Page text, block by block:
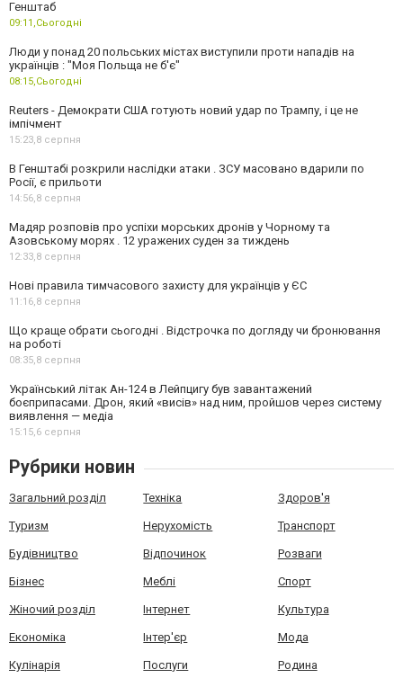
Генштаб
09:11,Сьогодні
Люди у понад 20 польських містах виступили проти нападів на
українців : "Моя Польща не б'є"
08:15,Сьогодні
Reuters - Демократи США готують новий удар по Трампу, і це не
імпічмент
15:23,8 серпня
В Генштабі розкрили наслідки атаки . ЗСУ масовано вдарили по
Росії, є прильоти
14:56,8 серпня
Мадяр розповів про успіхи морських дронів у Чорному та
Азовському морях . 12 уражених суден за тиждень
12:33,8 серпня
Нові правила тимчасового захисту для українців у ЄС
11:16,8 серпня
Що краще обрати сьогодні . Відстрочка по догляду чи бронювання
на роботі
08:35,8 серпня
Український літак Ан-124 в Лейпцигу був завантажений
боєприпасами. Дрон, який «висів» над ним, пройшов через систему
виявлення — медіа
15:15,6 серпня
Рубрики новин
Загальний розділ Техніка Здоров'я
Туризм Нерухомість Транспорт
Будівництво Відпочинок Розваги
Бізнес Меблі Спорт
Жіночий розділ Інтернет Культура
Економіка Інтер'єр Мода
Кулінарія Послуги Родина